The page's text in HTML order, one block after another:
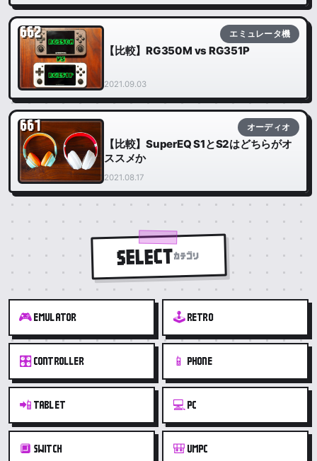
662 エミュレータ機
【比較】RG350M vs RG351P
2021.09.03
661 オーディオ
【比較】SuperEQ S1とS2はどちらがオ
ススメか
2021.08.17
SELECTカテゴリ
🎮 EMULATOR 🕹️ RETRO
🎛️ CONTROLLER 📱 PHONE
📲 TABLET 💻 PC
🔲 SWITCH 🎒 UMPC